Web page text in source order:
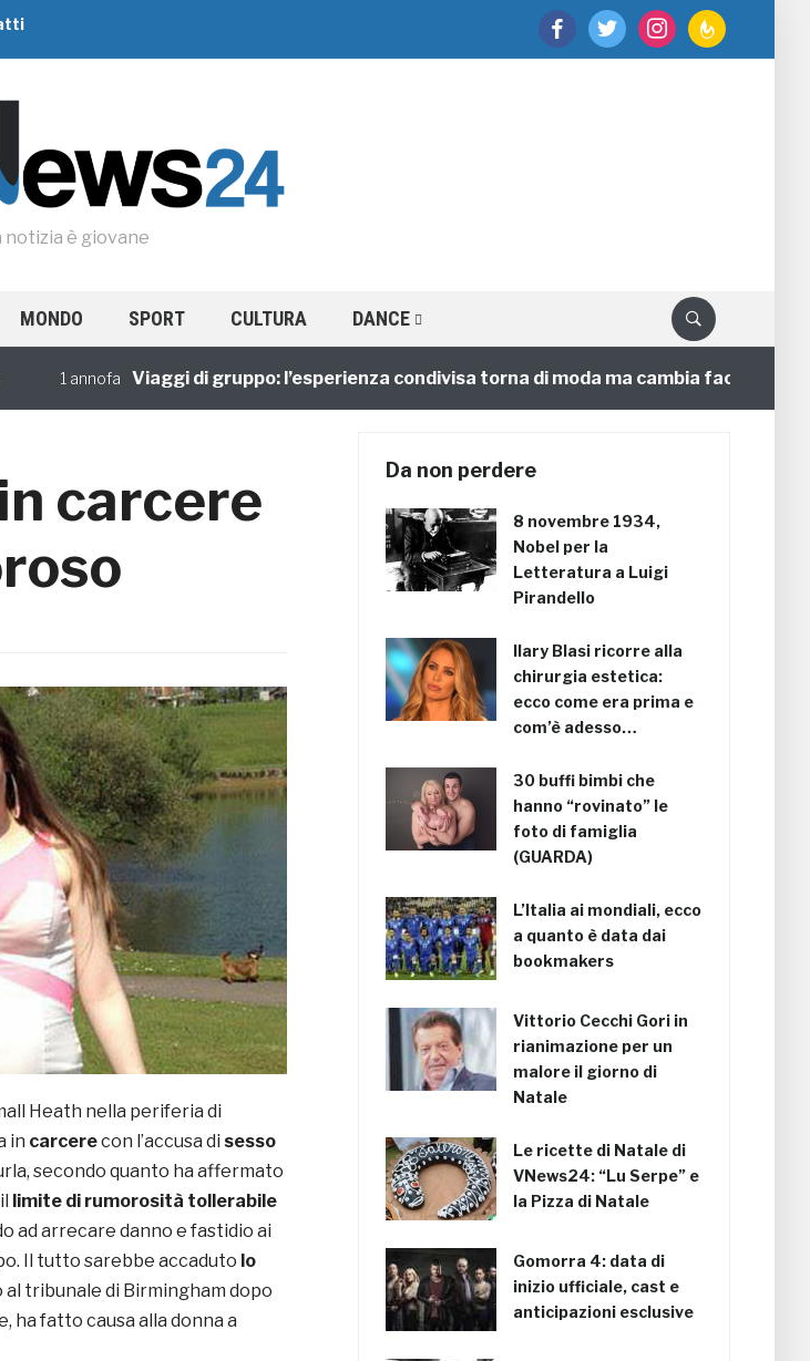
facebooktwitter instagramfeedburner
notizia è giovane
MONDO SPORT CULTURA DANCE
1 annofa Viaggi di gruppo: l’esperienza condivisa torna di moda ma cambia faccia
carcere
Heath nella periferia di
in carcerecon l’accusa di sesso
secondo quanto ha affermato
limite di rumorosità tollerabile
ad arrecare danno e fastidio ai
Il tutto sarebbe accaduto lo
tribunale di Birmingham dopo
ha fatto causa alla donna a
Da non perdere
8 novembre 1934,
Nobel per la
Letteratura a Luigi
Pirandello
Ilary Blasi ricorre alla
chirurgia estetica:
ecco come era prima e
com’è adesso…
30 buffi bimbi che
hanno “rovinato” le
foto di famiglia
(GUARDA)
L’Italia ai mondiali, ecco
a quanto è data dai
bookmakers
Vittorio Cecchi Gori in
rianimazione per un
malore il giorno di
Natale
Le ricette di Natale di
VNews24: “Lu Serpe” e
la Pizza di Natale
Gomorra 4: data di
inizio ufficiale, cast e
anticipazioni esclusive